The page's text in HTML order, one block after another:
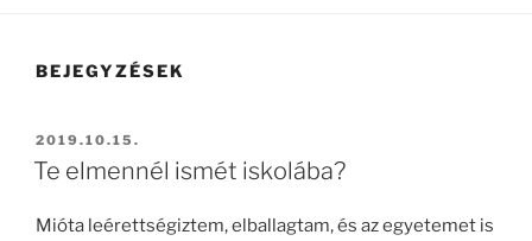
BEJEGYZÉSEK
BEKÜLDVE:
2019.10.15.
Te elmennél ismét iskolába?
Mióta leérettségiztem, elballagtam, és az egyetemet is